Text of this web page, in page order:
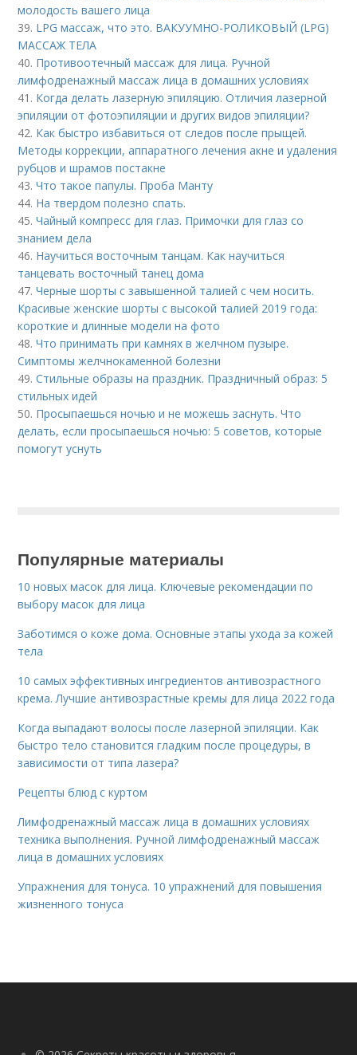
молодость вашего лица
39. LPG массаж, что это. ВАКУУМНО-РОЛИКОВЫЙ (LPG)
МАССАЖ ТЕЛА
40. Противоотечный массаж для лица. Ручной
лимфодренажный массаж лица в домашних условиях
41. Когда делать лазерную эпиляцию. Отличия лазерной
эпиляции от фотоэпиляции и других видов эпиляции?
42. Как быстро избавиться от следов после прыщей.
Методы коррекции, аппаратного лечения акне и удаления
рубцов и шрамов постакне
43.Что такое папулы. Проба Манту
44. На твердом полезно спать.
45.Чайный компресс для глаз. Примочки для глаз со
знанием дела
46. Научиться восточным танцам. Как научиться
танцевать восточный танец дома
47.Черные шорты с завышенной талией с чем носить.
Красивые женские шорты с высокой талией 2019 года:
короткие и длинные модели на фото
48.Что принимать при камнях в желчном пузыре.
Симптомы желчнокаменной болезни
49.Стильные образы на праздник. Праздничный образ: 5
стильных идей
50. Просыпаешься ночью и не можешь заснуть. Что
делать, если просыпаешься ночью: 5 советов, которые
помогут уснуть
Популярные материалы
10 новых масок для лица. Ключевые рекомендации по
выбору масок для лица
Заботимся о коже дома. Основные этапы ухода за кожей
тела
10 самых эффективных ингредиентов антивозрастного
крема. Лучшие антивозрастные кремы для лица 2022 года
Когда выпадают волосы после лазерной эпиляции. Как
быстро тело становится гладким после процедуры, в
зависимости от типа лазера?
Рецепты блюд с куртом
Лимфодренажный массаж лица в домашних условиях
техника выполнения. Ручной лимфодренажный массаж
лица в домашних условиях
Упражнения для тонуса. 10 упражнений для повышения
жизненного тонуса